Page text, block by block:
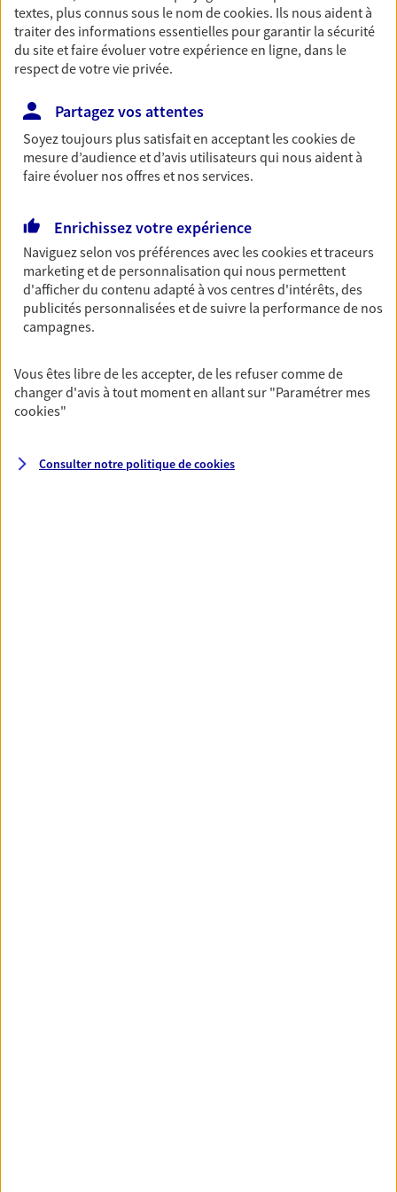
Accompagner vos projets de
vie
Autant de moments de vie qui nécessitent des solutions
d'assurance et d'épargne. Recevez un conseil d'expert
cohérent avec vos besoins
proches face aux aléas de la vie
Avec nos solutions de prévoyance, sécurisez vos
ressources et protégez vos proches en cas d'accident,
d'invalidité, d'incapacité ou de décès.
patrimoine
Gérez et optimisez votre patrimoine avec nos solutions
textes, plus connus sous le nom decookies. Ils nous aident à
traiter des informations essentielles pour garantir la sécurité
du site et faire évoluer votre expérience en ligne, dans le
respect de votre vie privée.
Partagez vos attentes
Soyez toujours plus satisfait en acceptant lescookiesde
mesure d’audience et d’avis utilisateurs qui nous aident à
faire évoluer nos offres et nos services.
Enrichissez votre expérience
Naviguez selon vos préférences avec lescookies et traceurs
marketing et de personnalisation qui nous permettent
d'afficher du contenu adapté à vos centres d'intérêts, des
publicités personnalisées et de suivre la performance de nos
campagnes.
Vous êtes libre de les accepter, de les refuser comme de
changer d'avis à tout moment en allant sur "Paramétrer mes
cookies"
Consulter notre politique decookies